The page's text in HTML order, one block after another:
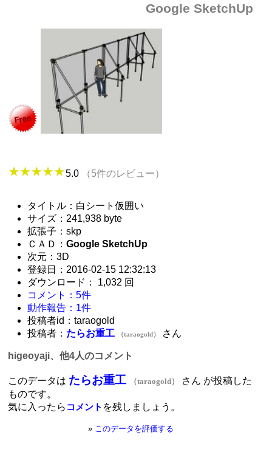
Google SketchUp
5.0 （5件のレビュー）
タイトル：白シート仮囲い
サイズ：241,938 byte
拡張子：skp
ＣＡＤ：Google SketchUp
次元：3D
登録日：2016-02-15 12:32:13
ダウンロード： 1,032 回
コメント：5件
動作報告：1件
投稿者id：taraogold
投稿者： たらお重工 （taraogold） さん
higeoyaji、他4人のコメント
このデータは たらお重工 （taraogold）
さん が投稿した
ものです。
気に入ったら コメント を残しましょう。
» このデータを評価する